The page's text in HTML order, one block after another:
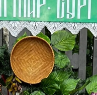
БАЗА